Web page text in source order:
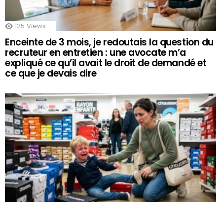
125 Views
Enceinte de 3 mois, je redoutais la question du
recruteur en entretien : une avocate m’a
expliqué ce qu’il avait le droit de demandé et
ce que je devais dire